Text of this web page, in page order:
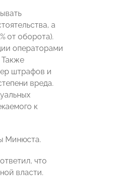
а
от оборота).
операторами
Также
штрафов и
вреда.
к
Минюста.
что
власти.